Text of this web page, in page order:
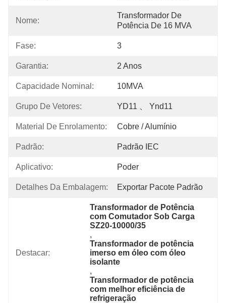
Nome:
Transformador De
Potência De 16 MVA
Fase: 3
Garantia: 2 Anos
Capacidade Nominal: 10MVA
Grupo De Vetores: YD11 、 Ynd11
Material De Enrolamento: Cobre / Alumínio
Padrão: Padrão IEC
Aplicativo: Poder
Detalhes Da Embalagem: Exportar Pacote Padrão
Destacar:
Transformador de Potência
com Comutador Sob Carga
SZ20-10000/35
,
Transformador de potência
imerso em óleo com óleo
isolante
,
Transformador de potência
com melhor eficiência de
refrigeração